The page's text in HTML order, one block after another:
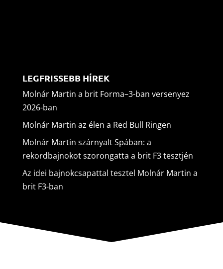
LEGFRISSEBB HÍREK
Molnár Martin a brit Forma–3-ban versenyez
2026-ban
Molnár Martin az élen a Red Bull Ringen
Molnár Martin szárnyalt Spában: a
rekordbajnokot szorongatta a brit F3 tesztjén
Az idei bajnokcsapattal tesztel Molnár Martin a
brit F3-ban